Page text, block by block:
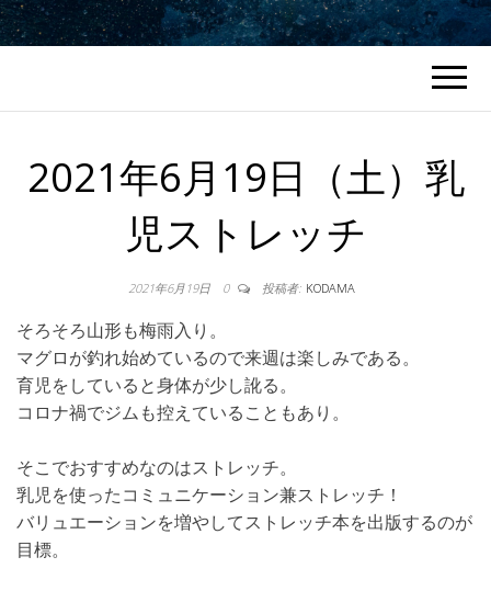
2021年6月19日（土）乳
児ストレッチ
2021年6月19日 0 投稿者: KODAMA
そろそろ山形も梅雨入り。
マグロが釣れ始めているので来週は楽しみである。
育児をしていると身体が少し訛る。
コロナ禍でジムも控えていることもあり。
そこでおすすめなのはストレッチ。
乳児を使ったコミュニケーション兼ストレッチ！
バリュエーションを増やしてストレッチ本を出版するのが
目標。